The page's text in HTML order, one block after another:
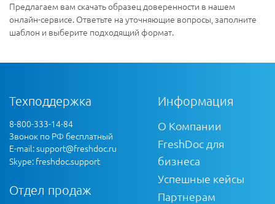
Предлагаем вам скачать образец доверенности в нашем
онлайн-сервисе. Ответьте на уточняющие вопросы, заполните
шаблон и выберите подходящий формат.
Техподдержка
8-800-333-14-84
Звонок по РФ бесплатный
E-mail:support@freshdoc.ru
Skype: freshdoc.support
Отдел продаж
Информация
О Компании
FreshDoc для
бизнеса
Успешные кейсы
Партнерам